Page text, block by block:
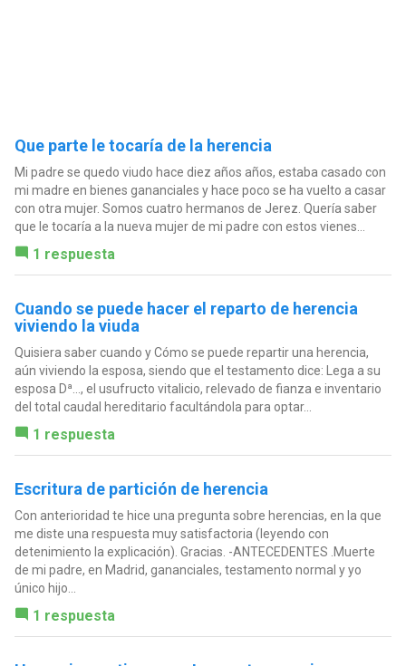
Que parte le tocaría de la herencia
Mi padre se quedo viudo hace diez años años, estaba casado con
mi madre en bienes gananciales y hace poco se ha vuelto a casar
con otra mujer. Somos cuatro hermanos de Jerez. Quería saber
que le tocaría a la nueva mujer de mi padre con estos vienes...
1 respuesta
Cuando se puede hacer el reparto de herencia
viviendo la viuda
Quisiera saber cuando y Cómo se puede repartir una herencia,
aún viviendo la esposa, siendo que el testamento dice: Lega a su
esposa Dª..., el usufructo vitalicio, relevado de fianza e inventario
del total caudal hereditario facultándola para optar...
1 respuesta
Escritura de partición de herencia
Con anterioridad te hice una pregunta sobre herencias, en la que
me diste una respuesta muy satisfactoria (leyendo con
detenimiento la explicación). Gracias. -ANTECEDENTES .Muerte
de mi padre, en Madrid, gananciales, testamento normal y yo
único hijo...
1 respuesta